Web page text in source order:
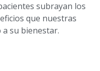
subrayan los
que nuestras
su bienestar.